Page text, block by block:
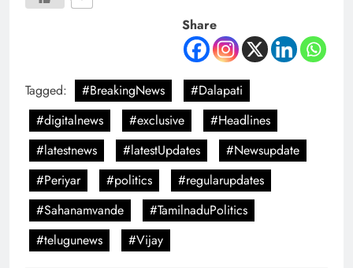
Share
Tagged: #BreakingNews
#Dalapati
#digitalnews
#exclusive
#Headlines
#latestnews
#latestUpdates
#Newsupdate
#Periyar
#politics
#regularupdates
#Sahanamvande
#TamilnaduPolitics
#telugunews
#Vijay